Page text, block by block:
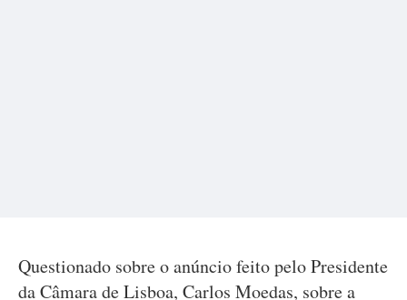
Questionado sobre o anúncio feito pelo Presidente
da Câmara de Lisboa, Carlos Moedas, sobre a